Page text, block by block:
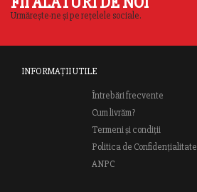
Urmărește-ne și pe rețelele sociale.
INFORMAȚII UTILE
Întrebări frecvente
Cum livrăm?
Termeni și condiții
Politica de Confidențialitate
ANPC